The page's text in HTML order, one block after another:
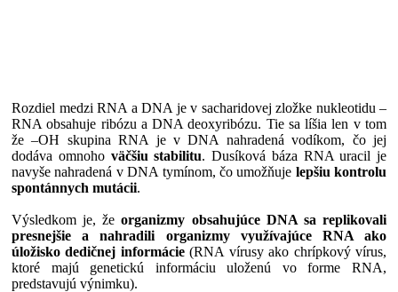
Rozdiel medzi RNA a DNA je v sacharidovej zložke nukleotidu –
RNA obsahuje ribózu a DNA deoxyribózu. Tie sa líšia len v tom
že –OH skupina RNA je v DNA nahradená vodíkom, čo jej
dodáva omnoho väčšiu stabilitu. Dusíková báza RNA uracil je
navyše nahradená v DNA tymínom, čo umožňuje lepšiu kontrolu
spontánnych mutácii.
Výsledkom je, žeorganizmy obsahujúce DNA sa replikovali
presnejšie a nahradili organizmy využívajúce RNA ako
úložisko dedičnej informácie(RNA vírusy ako chrípkový vírus,
ktoré majú genetickú informáciu uloženú vo forme RNA,
predstavujú výnimku).